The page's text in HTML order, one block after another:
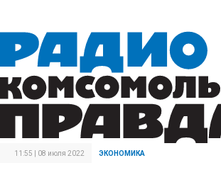
11:55 | 08 июля 2022 ЭКОНОМИКА